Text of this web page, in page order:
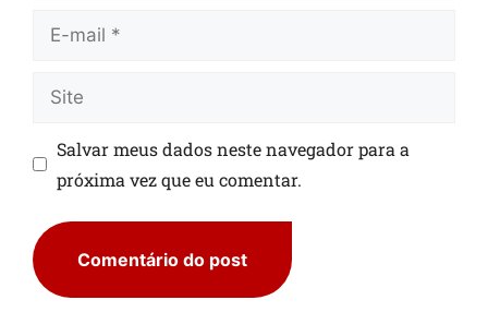
Salvar meus dados neste navegador para a
próxima vez que eu comentar.